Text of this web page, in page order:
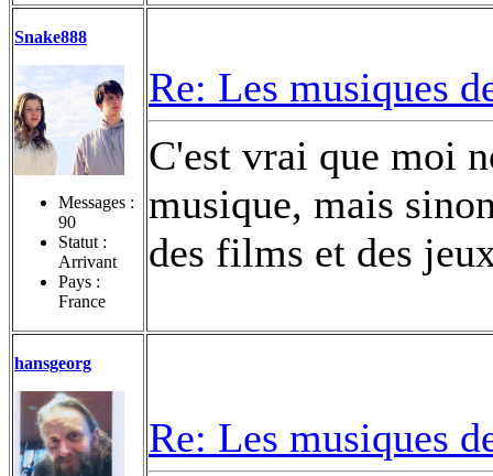
Snake888
Messages :
90
Statut :
Arrivant
Pays :
France
Re: Les musiques
C'est vrai que moi
musique, mais
des films et des
hansgeorg
Re: Les musiques